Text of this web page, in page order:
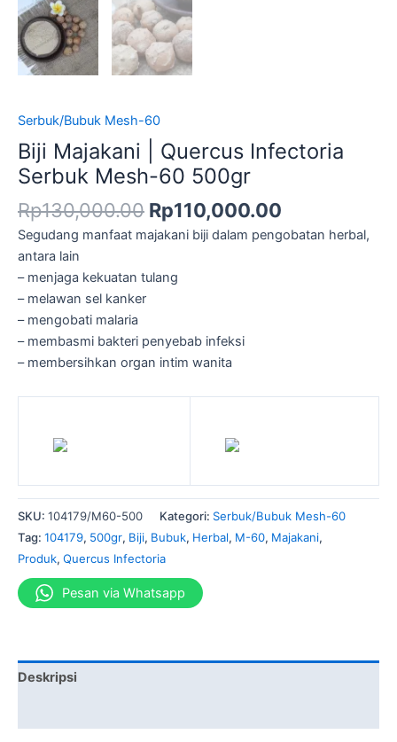
Serbuk/Bubuk Mesh-60
Biji Majakani | Quercus Infectoria
Serbuk Mesh-60 500gr
Rp130,000.00 Rp110,000.00
Segudang manfaat majakani biji dalam pengobatan herbal,
antara lain
– menjaga kekuatan tulang
– melawan sel kanker
– mengobati malaria
– membasmi bakteri penyebab infeksi
– membersihkan organ intim wanita
SKU: 104179/M60-500 Kategori: Serbuk/Bubuk Mesh-60
Tag: 104179, 500gr, Biji, Bubuk, Herbal, M-60, Majakani,
Produk, Quercus Infectoria
Pesan via Whatsapp
Deskripsi